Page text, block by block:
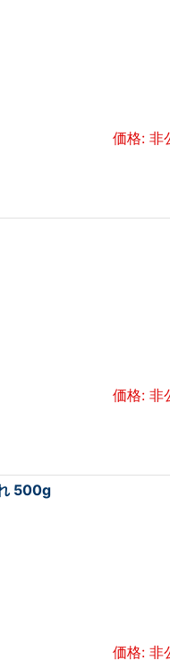
価格: 非
価格: 非
500g
価格: 非